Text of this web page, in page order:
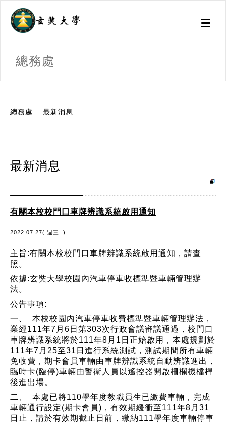
Toggle
總務處
總務處 最新消息
最新消息
有關本校校門口車牌辨識系統啟用通知
2022.07.27( 週三. )
主旨:有關本校校門口車牌辨識系統啟用通知，請查
照。
依據:玄奘大學校園內汽車停車收標準暨車輛管理辦
法。
公告事項:
一、 本校校園內汽車停車收費標準暨車輛管理辦法，
業經111年7月6日第303次行政會議審議通過，校門口
車牌辨識系統將於111年8月1日正始啟用，本處規劃於
111年7月25至31日進行系統測試，測試期間所有車輛
免收費，期卡會員車輛由車牌辨識系統自動辨識進出，
臨時卡(臨停)車輛由警衛人員以遙控器開啟柵欄機檔桿
後進出場。
二、 本處已將110學年度教職員生已繳費車輛，完成
車輛通行設定(期卡會員)，有效期緩衝至111年8月31
日止，請於有效期截止日前，繳納111學年度車輛停車